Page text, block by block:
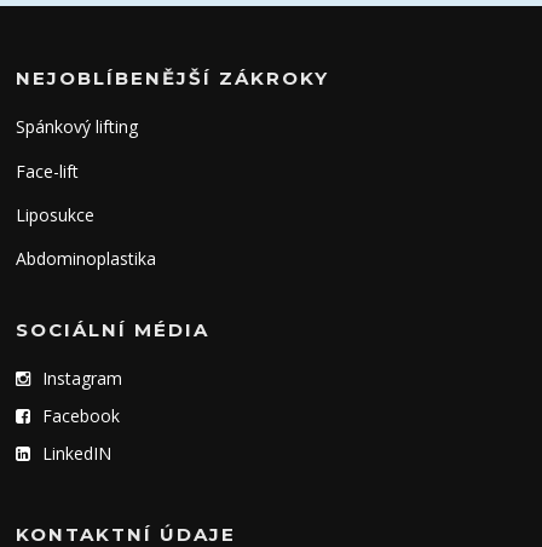
NEJOBLÍBENĚJŠÍ ZÁKROKY
Spánkový lifting
Face-lift
Liposukce
Abdominoplastika
SOCIÁLNÍ MÉDIA
Instagram
Facebook
LinkedIN
KONTAKTNÍ ÚDAJE